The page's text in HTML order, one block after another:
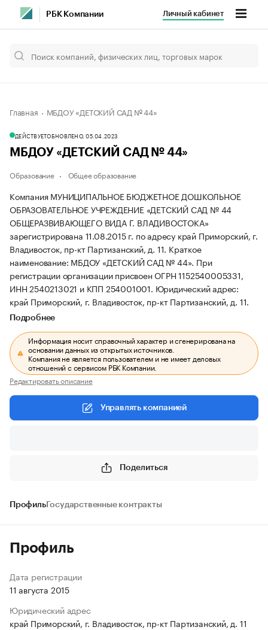
РБК Компании Личный кабинет
Главная МБДОУ «ДЕТСКИЙ САД № 44»
ДЕЙСТВУЕТОБНОВЛЕНО, 05.04.2023
МБДОУ «ДЕТСКИЙ САД № 44»
Образование Общее образование
Компания МУНИЦИПАЛЬНОЕ БЮДЖЕТНОЕ ДОШКОЛЬНОЕ
ОБРАЗОВАТЕЛЬНОЕ УЧРЕЖДЕНИЕ «ДЕТСКИЙ САД № 44
ОБЩЕРАЗВИВАЮЩЕГО ВИДА Г. ВЛАДИВОСТОКА»
зарегистрирована 11.08.2015 г. по адресу край Приморский, г.
Владивосток, пр-кт Партизанский, д. 11. Краткое
наименование: МБДОУ «ДЕТСКИЙ САД № 44». При
регистрации организации присвоен ОГРН 1152540005331,
ИНН 2540213021 и КПП 254001001. Юридический адрес:
край Приморский, г. Владивосток, пр-кт Партизанский, д. 11.
Подробнее
Информация носит справочный характер и сгенерирована на
основании данных из открытых источников.
Компания не является пользователем и не имеет деловых
отношений с сервисом РБК Компании.
Редактировать описание
Управлять компанией
Поделиться
ПрофильГосударственные контракты
Профиль
Дата регистрации
11 августа 2015
Юридический адрес
край Приморский, г. Владивосток, пр-кт Партизанский, д. 11